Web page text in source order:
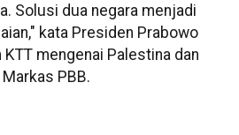
Solusi dua negara menjadi
kata Presiden Prabowo
mengenai Palestina dan
PBB.